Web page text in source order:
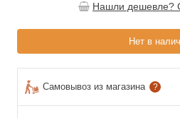
Нашли дешевле?
Нет в
Самовывоз из магазина ?